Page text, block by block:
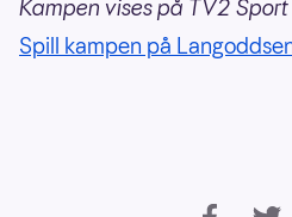
Kampen vises på TV2
Spill kampen på